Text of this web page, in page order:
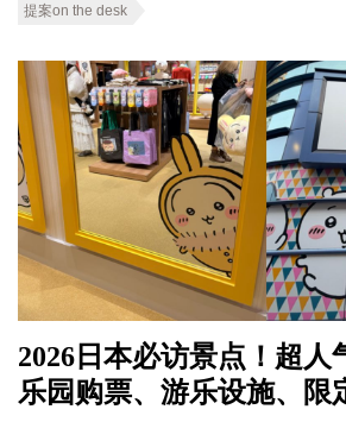
提案on the desk
2026日本必访景点！超人
乐园购票、游乐设施、限